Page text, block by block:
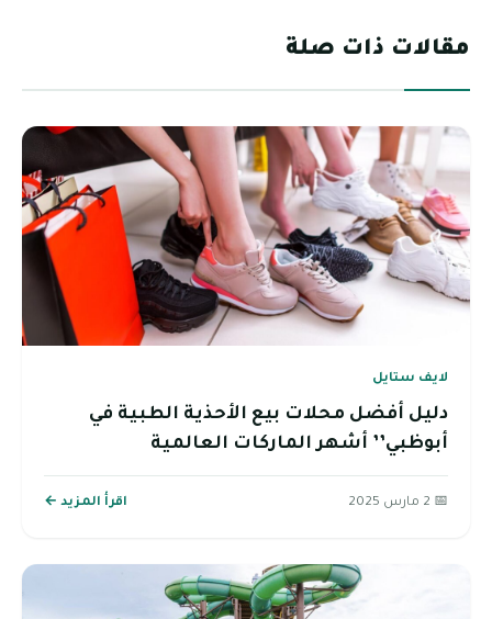
مقالات ذات صلة
لايف ستايل
دليل أفضل محلات بيع الأحذية الطبية في
أبوظبي’’ أشهر الماركات العالمية
📅 2 مارس 2025 اقرأ المزيد ←